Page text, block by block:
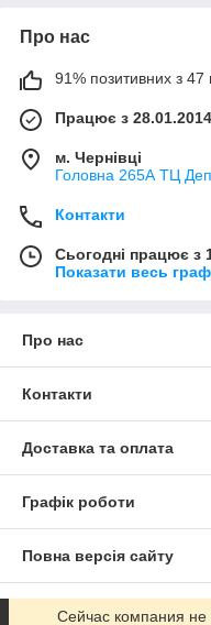
Про нас
91% позитивних з 47
Працює з 28.01.2014
м. Чернівці
Головна 265А ТЦ
Контакти
Сьогодні працює з
Показати весь
Про нас
Контакти
Доставка та оплата
Графік роботи
Повна версія сайту
Сайт створено на
Сейчас компания не